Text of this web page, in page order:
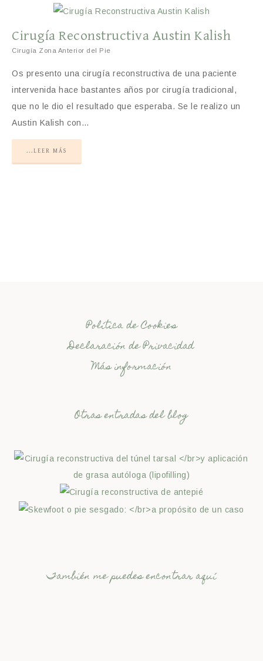
Cirugía Reconstructiva Austin Kalish
Cirugía Zona Anterior del Pie
Os presento una cirugía reconstructiva de una paciente
intervenida hace bastantes años por cirugía tradicional,
que no le dio el resultado que esperaba. Se le realizo un
Austin Kalish con…
...LEER MÁS
Política de Cookies
Declaración de Privacidad
Más información
Otras entradas del blog
También me puedes encontrar aquí